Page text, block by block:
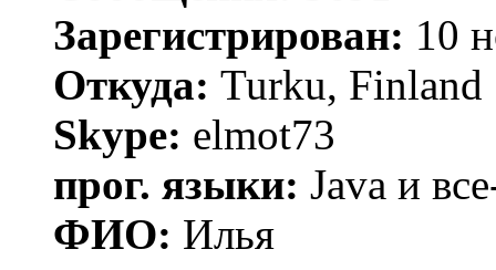
Зарегистрирован: 10
Откуда: Turku, Finland
Skype: elmot73
прог. языки: Java и
ФИО: Илья